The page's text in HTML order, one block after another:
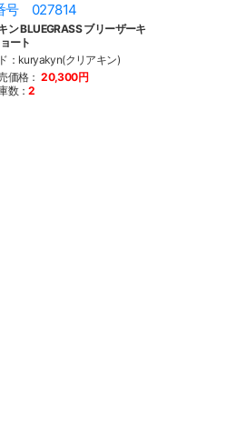
号 027814
ン BLUEGRASS ブリーザーキ
ート
：kuryakyn(クリアキン)
価格： 20,300円
数：2